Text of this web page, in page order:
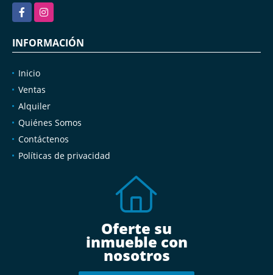
FacebookInstagram
INFORMACIÓN
Inicio
Ventas
Alquiler
Quiénes Somos
Contáctenos
Políticas de privacidad
Oferte su
inmueble con
nosotros